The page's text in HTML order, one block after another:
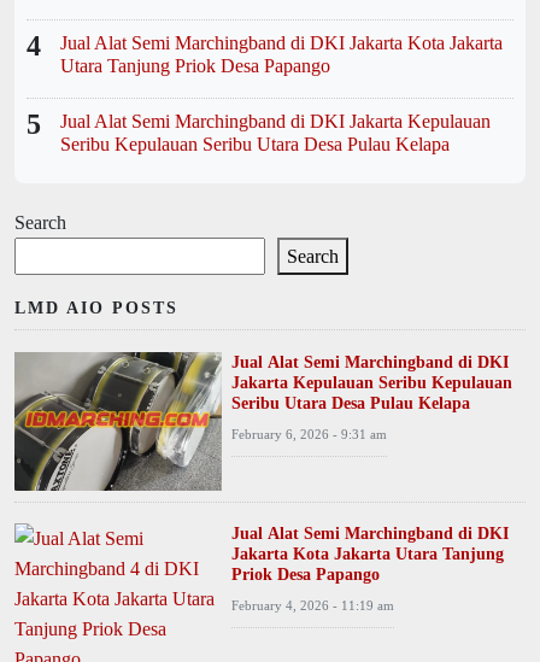
4
Jual Alat Semi Marchingband di DKI Jakarta Kota Jakarta
Utara Tanjung Priok Desa Papango
5
Jual Alat Semi Marchingband di DKI Jakarta Kepulauan
Seribu Kepulauan Seribu Utara Desa Pulau Kelapa
Search
Search
LMD AIO POSTS
Jual Alat Semi Marchingband di DKI
Jakarta Kepulauan Seribu Kepulauan
Seribu Utara Desa Pulau Kelapa
February 6, 2026 - 9:31 am
Jual Alat Semi Marchingband di DKI
Jakarta Kota Jakarta Utara Tanjung
Priok Desa Papango
February 4, 2026 - 11:19 am